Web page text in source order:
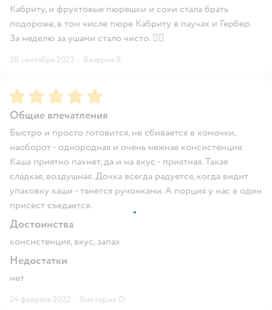
Кабриту, и фруктовые пюрешки и соки стала брать
подороже, в том числе пюре Кабриту в паучах и Гербер.
За неделю за ушами стало чисто. 🤷‍♀️
28 сентября 2023 · Валерия Б.
Рейтинг:5
Общие впечатления
Быстро и просто готовится, не сбивается в комочки,
наоборот - однородная и очень нежная консистенция.
Каша приятно пахнет, да и на вкус - приятная. Такая
сладкая, воздушная. Дочка всегда радуется, когда видит
упаковку каши - тянется ручонками. А порция у нас в один
присест съедается.
Достоинства
консистенция, вкус, запах
Недостатки
нет
24 февраля 2022 · Виктория О.